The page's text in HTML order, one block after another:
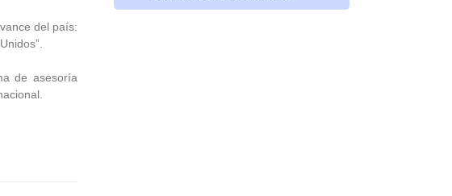
del país:
de asesoría